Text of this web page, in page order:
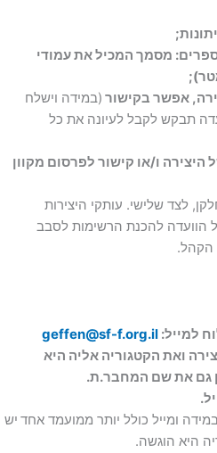
מסמך המכיל את עמודי
אפשר בקישור (במידה וישלח
תבקש לקבל לעיונה את כל
ו/או קישור לפרסום מקוון
לצד שלישי. עותקי היצירות
הוועדה להכנת הרשימות לסבב
הקהל.
למייל: geffen@sf-f.org.il
ואת הקטגוריה אליה היא
גם את שם המחבר.ת.
ומייל כולל יותר ממועמד אחד יש
היא הוגשה.